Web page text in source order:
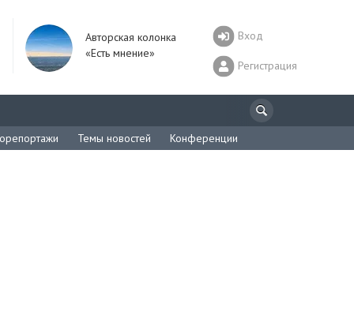
Авторская колонка
«Есть мнение»
Вход
Регистрация
Темы новостей Конференции